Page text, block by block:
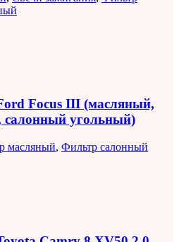
Focus III (масляный,
угольный)
масляный, Фильтр салонный